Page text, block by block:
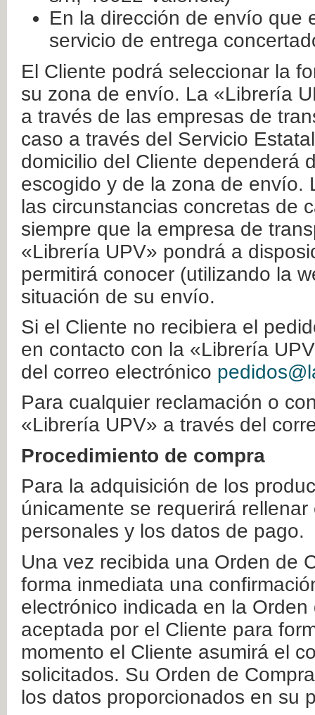
En la dirección de envío que
servicio de entrega
El Cliente podrá seleccionar la
su zona de envío. La «Librería
a través de las empresas de
caso a través del Servicio
domicilio del Cliente dependerá
escogido y de la zona de envío.
las circunstancias concretas de
siempre que la empresa de
«Librería UPV» pondrá a
permitirá conocer (utilizando la
situación de su envío.
Si el Cliente no recibiera el
en contacto con la «Librería
del correo electrónico
Para cualquier reclamación o
«Librería UPV» a través del
Procedimiento de compra
Para la adquisición de los
únicamente se requerirá
personales y los datos de pago.
Una vez recibida una Orden de
forma inmediata una
electrónico indicada en la
aceptada por el Cliente para
momento el Cliente asumirá el
solicitados. Su Orden de
los datos proporcionados en su